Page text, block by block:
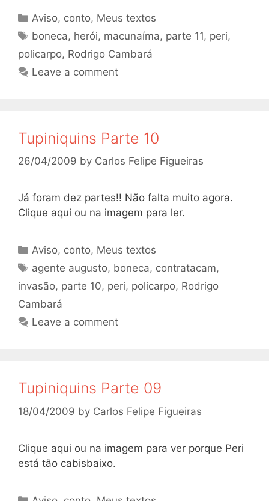
Categories
Aviso, conto, Meus textos
Tags
boneca, herói, macunaíma, parte 11, peri,
policarpo, Rodrigo Cambará
Leave a comment
Tupiniquins Parte 10
26/04/2009 by Carlos Felipe Figueiras
Já foram dez partes!! Não falta muito agora.
Clique aqui ou na imagem para ler.
Categories
Aviso, conto, Meus textos
Tags
agente augusto, boneca, contratacam,
invasão, parte 10, peri, policarpo, Rodrigo
Cambará
Leave a comment
Tupiniquins Parte 09
18/04/2009 by Carlos Felipe Figueiras
Clique aqui ou na imagem para ver porque Peri
está tão cabisbaixo.
Categories